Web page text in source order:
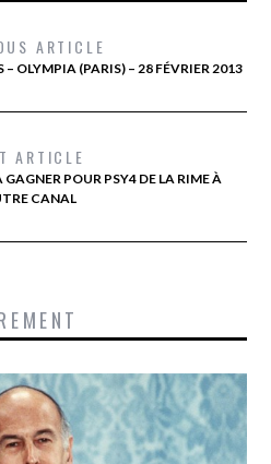
ARTICLE
OLYMPIA (PARIS) – 28 FÉVRIER 2013
ARTICLE
POUR PSY4 DE LA RIME À
CANAL